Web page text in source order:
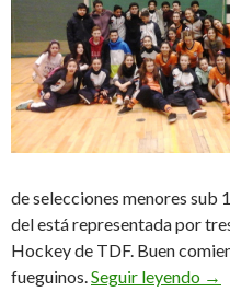
de selecciones menores sub
del está representada por
Hockey de TDF. Buen
fueguinos.Seguir leyendo El
→